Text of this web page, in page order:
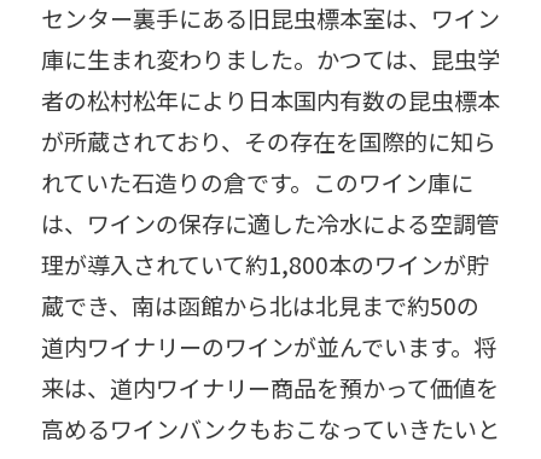
センター裏手にある旧昆虫標本室は、ワイン
庫に生まれ変わりました。かつては、昆虫学
者の松村松年により日本国内有数の昆虫標本
が所蔵されており、その存在を国際的に知ら
れていた石造りの倉です。このワイン庫に
は、ワインの保存に適した冷水による空調管
理が導入されていて約1,800本のワインが貯
蔵でき、南は函館から北は北見まで約50の
道内ワイナリーのワインが並んでいます。将
来は、道内ワイナリー商品を預かって価値を
高めるワインバンクもおこなっていきたいと